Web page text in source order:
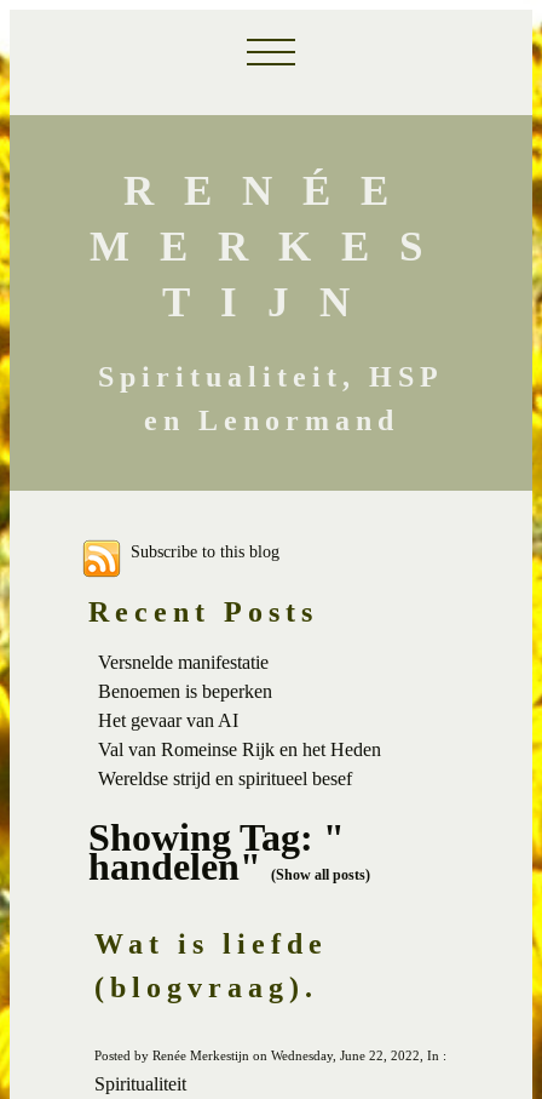
RENÉE
MERKES
TIJN
Spiritualiteit, HSP
en Lenormand
Subscribe to this blog
Recent Posts
Versnelde manifestatie
Benoemen is beperken
Het gevaar van AI
Val van Romeinse Rijk en het Heden
Wereldse strijd en spiritueel besef
Showing Tag: "
handelen"(Show all posts)
Wat is liefde
(blogvraag).
Posted by Renée Merkestijn on Wednesday, June 22, 2022, In :
Spiritualiteit